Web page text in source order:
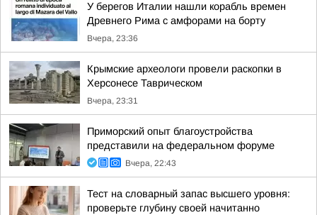
У берегов Италии нашли корабль времен
Древнего Рима с амфорами на борту
Вчера, 23:36
Крымские археологи провели раскопки в
Херсонесе Таврическом
Вчера, 23:31
Приморский опыт благоустройства
представили на федеральном форуме
Вчера, 22:43
Тест на словарный запас высшего уровня:
проверьте глубину своей начитанно